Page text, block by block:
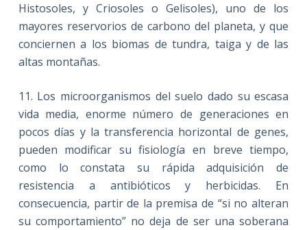
Histosoles, y Criosoles o Gelisoles), uno de los
mayores reservorios de carbono del planeta, y que
conciernen a los biomas de tundra, taiga y de las
altas montañas.
11. Los microorganismos del suelo dado su escasa
vida media, enorme número de generaciones en
pocos días y la transferencia horizontal de genes,
pueden modificar su fisiología en breve tiempo,
como lo constata su rápida adquisición de
resistencia a antibióticos y herbicidas. En
consecuencia, partir de la premisa de “si no alteran
su comportamiento” no deja de ser una soberana